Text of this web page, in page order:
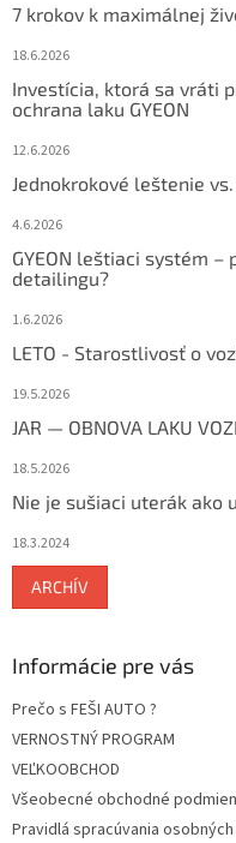
7 krokov k maximálnej
18.6.2026
Investícia, ktorá sa vráti
ochrana laku GYEON
12.6.2026
Jednokrokové leštenie
4.6.2026
GYEON leštiaci systém
detailingu?
1.6.2026
LETO - Starostlivosť o
19.5.2026
JAR — OBNOVA LAKU
18.5.2026
Nie je sušiaci uterák ako
18.3.2024
ARCHÍV
Informácie pre vás
Prečo s FEŠI AUTO ?
VERNOSTNÝ PROGRAM
VEĽKOOBCHOD
Všeobecné obchodné
Pravidlá spracúvania